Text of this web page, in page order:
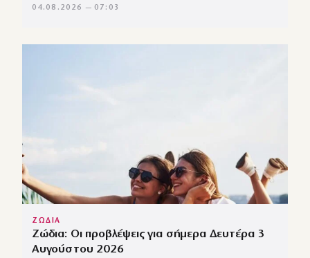
04.08.2026 — 07:03
ΖΩΔΙΑ
Ζώδια: Οι προβλέψεις για σήμερα Δευτέρα 3
Αυγούστου 2026